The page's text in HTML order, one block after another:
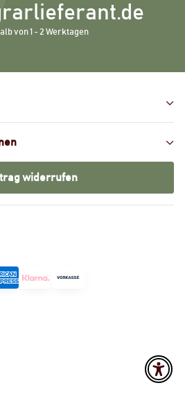
von 1 - 2 Werktagen
widerrufen